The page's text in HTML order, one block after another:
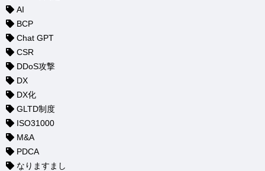
AI
BCP
Chat GPT
CSR
DDoS攻撃
DX
DX化
GLTD制度
ISO31000
M&A
PDCA
なりますまし